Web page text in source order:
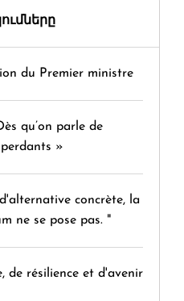
du Premier ministre
qu’on parle de
»
concrète, la
ne se pose pas. "
de résilience et d'avenir